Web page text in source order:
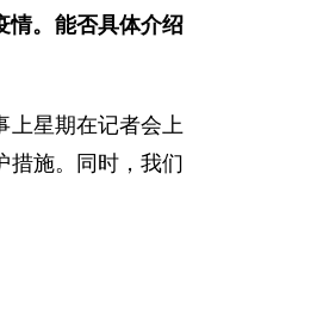
情。能否具体介绍
星期在记者会上
措施。同时，我们